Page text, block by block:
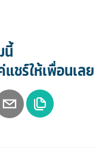
นี้
ชร์ให้เพื่อนเลย